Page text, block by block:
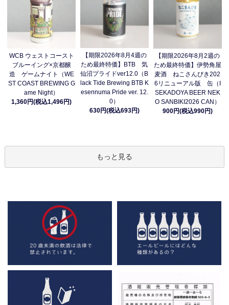
WCB ウェストコースト
ブルーイング×京都醸
造 ゲームナイト（WE
ST COAST BREWING G
ame Night）
1,360円(税込1,496円)
【期限2026年8月4週の
ため最終特価】BTB 気
仙沼プライドver12.0（B
lack Tide Brewing BTB K
esennuma Pride ver. 12.
0）
630円(税込693円)
【期限2026年8月2週の
ため最終特価】伊勢角屋
麦酒 ねこさんびき202
6リニューアル版 缶（I
SEKADOYA BEER NEK
O SANBIKI2026 CAN）
900円(税込990円)
もっと見る